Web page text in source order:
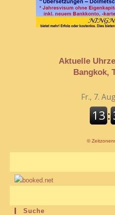
Aktuelle
Bangkok,
©
Suche